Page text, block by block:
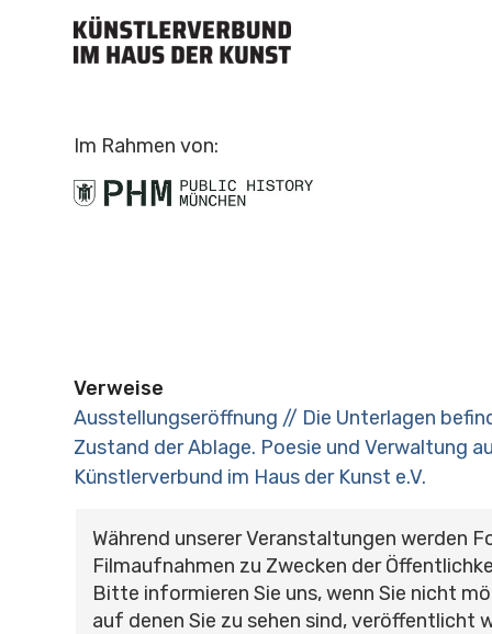
Im Rahmen von:
Verweise
Ausstellungseröffnung // Die Unterlagen
Zustand der Ablage. Poesie und Verwaltung
Künstlerverbund im Haus der Kunst e.V.
Während unserer Veranstaltungen werden
Filmaufnahmen zu Zwecken der
Bitte informieren Sie uns, wenn Sie nicht
auf denen Sie zu sehen sind, veröffentlicht